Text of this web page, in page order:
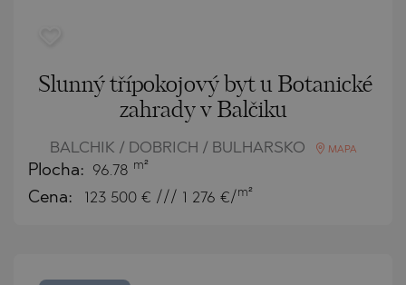
Slunný třípokojový byt u Botanické
zahrady v Balčiku
BALCHIK / DOBRICH / BULHARSKO MAPA
Plocha: 96.78 m²
Cena: 123 500 € /// 1 276 €/ m²